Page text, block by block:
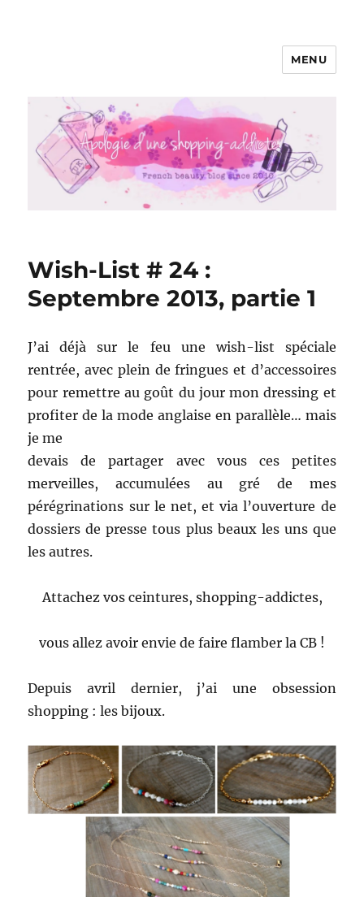
Apologie d'une Shopping-addicte
MENU
Wish-List # 24 :
Septembre 2013, partie 1
J’ai déjà sur le feu une wish-list spéciale
rentrée, avec plein de fringues et d’accessoires
pour remettre au goût du jour mon dressing et
profiter de la mode anglaise en parallèle… mais
je me
devais de partager avec vous ces petites
merveilles, accumulées au gré de mes
pérégrinations sur le net, et via l’ouverture de
dossiers de presse tous plus beaux les uns que
les autres.
Attachez vos ceintures, shopping-addictes,
vous allez avoir envie de faire flamber la CB !
Depuis avril dernier, j’ai une obsession
shopping : les bijoux.